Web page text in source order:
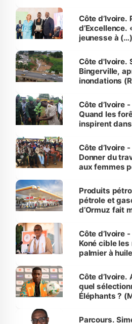
Côte d’Ivoire.
d’Excellence.
jeunesse à
(Alassane
Côte d'Ivoire.
Bingerville,
inondations
Côte d’Ivoire
Quand les
inspirent
Côte d’Ivoire
Donner du
aux femmes
menacées
Produits
pétrole et
d’Ormuz fait
Côte d’Ivoire
Koné cible
palmier à huile
Côte d’Ivoire.
quel
Éléphants ?
Parcours.